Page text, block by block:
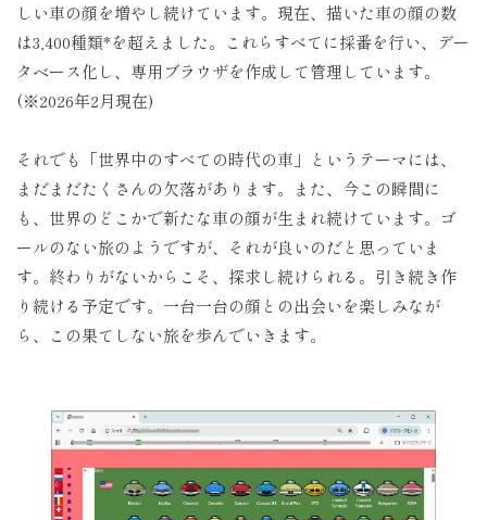
しい車の顔を増やし続けています。現在、描いた車の顔の数
は3,400種類*を超えました。これらすべてに採番を行い、デー
タベース化し、専用ブラウザを作成して管理しています。
(※2026年2月現在)
それでも「世界中のすべての時代の車」というテーマには、
まだまだたくさんの欠落があります。また、今この瞬間に
も、世界のどこかで新たな車の顔が生まれ続けています。ゴ
ールのない旅のようですが、それが良いのだと思っていま
す。終わりがないからこそ、探求し続けられる。引き続き作
り続ける予定です。一台一台の顔との出会いを楽しみなが
ら、この果てしない旅を歩んでいきます。